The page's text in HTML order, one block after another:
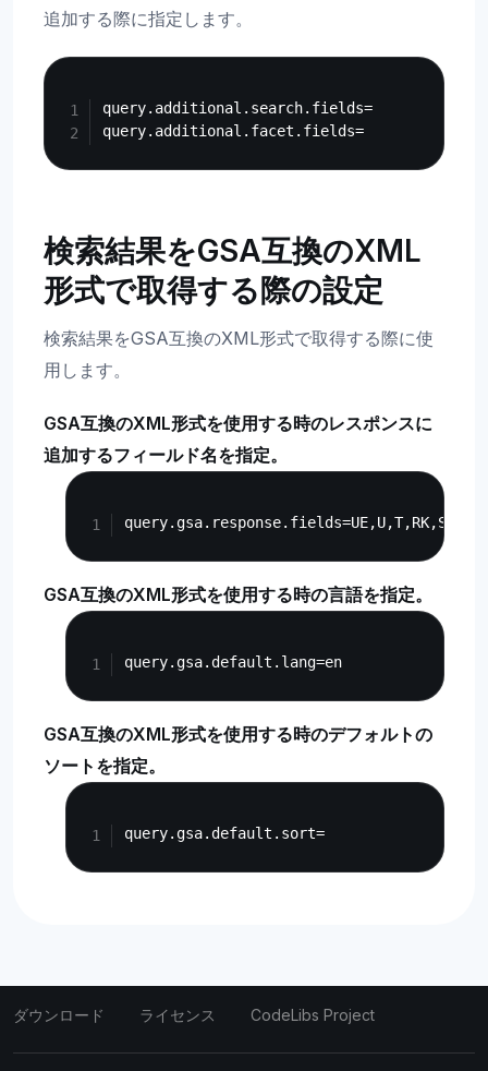
追加する際に指定します。
query.additional.search.fields=
検索結果をGSA互換のXML
形式で取得する際の設定
検索結果をGSA互換のXML形式で取得する際に使
用します。
GSA互換のXML形式を使用する時のレスポンスに
追加するフィールド名を指定。
GSA互換のXML形式を使用する時の言語を指定。
GSA互換のXML形式を使用する時のデフォルトの
ソートを指定。
ダウンロード ライセンス CodeLibs Project